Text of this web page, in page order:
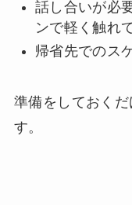
話し合いが必
ンで軽く触れ
帰省先でのス
準備をしておく
す。